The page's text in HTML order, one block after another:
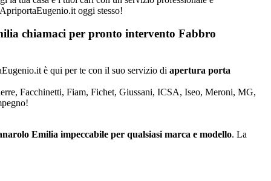
oggi stesso!
chiamaci per pronto intervento Fabbro
è qui per te con il suo servizio di apertura porta
Facchinetti, Fiam, Fichet, Giussani, ICSA, Iseo, Meroni, MG,
Emilia impeccabile per qualsiasi marca e modello. La